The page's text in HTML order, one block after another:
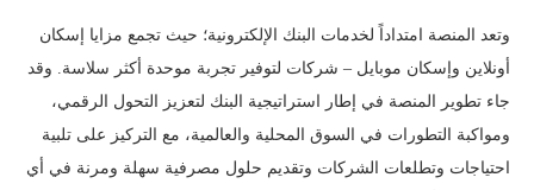
وتعد المنصة امتداداً لخدمات البنك الإلكترونية؛ حيث تجمع مزايا إسكان
أونلاين وإسكان موبايل – شركات لتوفير تجربة موحدة أكثر سلاسة. وقد
جاء تطوير المنصة في إطار استراتيجية البنك لتعزيز التحول الرقمي،
ومواكبة التطورات في السوق المحلية والعالمية، مع التركيز على تلبية
احتياجات وتطلعات الشركات وتقديم حلول مصرفية سهلة ومرنة في أي